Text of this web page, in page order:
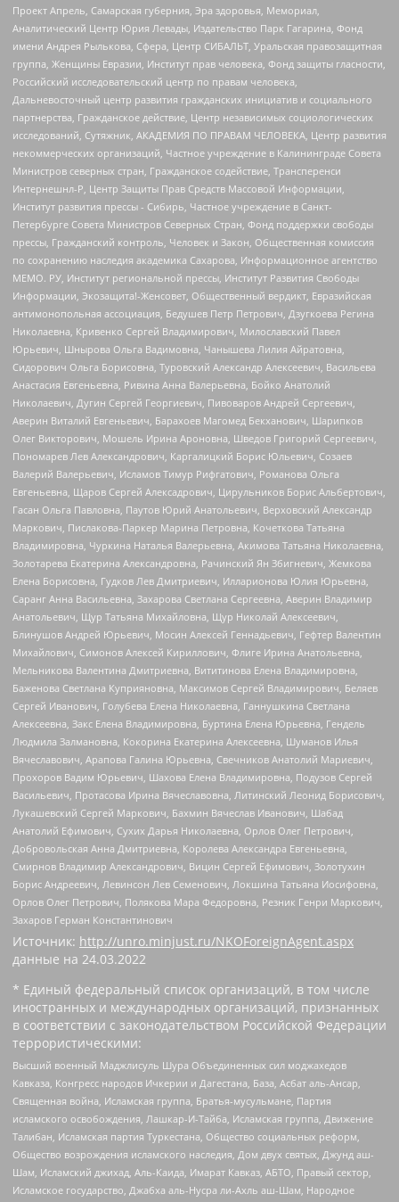
Проект Апрель, Самарская губерния, Эра здоровья, Мемориал,
Аналитический Центр Юрия Левады, Издательство Парк Гагарина, Фонд
имени Андрея Рылькова, Сфера, Центр СИБАЛЬТ, Уральская правозащитная
группа, Женщины Евразии, Институт прав человека, Фонд защиты гласности,
Российский исследовательский центр по правам человека,
Дальневосточный центр развития гражданских инициатив и социального
партнерства, Гражданское действие, Центр независимых социологических
исследований, Сутяжник, АКАДЕМИЯ ПО ПРАВАМ ЧЕЛОВЕКА, Центр развития
некоммерческих организаций, Частное учреждение в Калининграде Совета
Министров северных стран, Гражданское содействие, Трансперенси
Интернешнл-Р, Центр Защиты Прав Средств Массовой Информации,
Институт развития прессы - Сибирь, Частное учреждение в Санкт-
Петербурге Совета Министров Северных Стран, Фонд поддержки свободы
прессы, Гражданский контроль, Человек и Закон, Общественная комиссия
по сохранению наследия академика Сахарова, Информационное агентство
МЕМО. РУ, Институт региональной прессы, Институт Развития Свободы
Информации, Экозащита!-Женсовет, Общественный вердикт, Евразийская
антимонопольная ассоциация, Бедушев Петр Петрович, Дзугкоева Регина
Николаевна, Кривенко Сергей Владимирович, Милославский Павел
Юрьевич, Шнырова Ольга Вадимовна, Чанышева Лилия Айратовна,
Сидорович Ольга Борисовна, Туровский Александр Алексеевич, Васильева
Анастасия Евгеньевна, Ривина Анна Валерьевна, Бойко Анатолий
Николаевич, Дугин Сергей Георгиевич, Пивоваров Андрей Сергеевич,
Аверин Виталий Евгеньевич, Барахоев Магомед Бекханович, Шарипков
Олег Викторович, Мошель Ирина Ароновна, Шведов Григорий Сергеевич,
Пономарев Лев Александрович, Каргалицкий Борис Юльевич, Созаев
Валерий Валерьевич, Исламов Тимур Рифгатович, Романова Ольга
Евгеньевна, Щаров Сергей Алексадрович, Цирульников Борис Альбертович,
Гасан Ольга Павловна, Паутов Юрий Анатольевич, Верховский Александр
Маркович, Пислакова-Паркер Марина Петровна, Кочеткова Татьяна
Владимировна, Чуркина Наталья Валерьевна, Акимова Татьяна Николаевна,
Золотарева Екатерина Александровна, Рачинский Ян Збигневич, Жемкова
Елена Борисовна, Гудков Лев Дмитриевич, Илларионова Юлия Юрьевна,
Саранг Анна Васильевна, Захарова Светлана Сергеевна, Аверин Владимир
Анатольевич, Щур Татьяна Михайловна, Щур Николай Алексеевич,
Блинушов Андрей Юрьевич, Мосин Алексей Геннадьевич, Гефтер Валентин
Михайлович, Симонов Алексей Кириллович, Флиге Ирина Анатольевна,
Мельникова Валентина Дмитриевна, Вититинова Елена Владимировна,
Баженова Светлана Куприяновна, Максимов Сергей Владимирович, Беляев
Сергей Иванович, Голубева Елена Николаевна, Ганнушкина Светлана
Алексеевна, Закс Елена Владимировна, Буртина Елена Юрьевна, Гендель
Людмила Залмановна, Кокорина Екатерина Алексеевна, Шуманов Илья
Вячеславович, Арапова Галина Юрьевна, Свечников Анатолий Мариевич,
Прохоров Вадим Юрьевич, Шахова Елена Владимировна, Подузов Сергей
Васильевич, Протасова Ирина Вячеславовна, Литинский Леонид Борисович,
Лукашевский Сергей Маркович, Бахмин Вячеслав Иванович, Шабад
Анатолий Ефимович, Сухих Дарья Николаевна, Орлов Олег Петрович,
Добровольская Анна Дмитриевна, Королева Александра Евгеньевна,
Смирнов Владимир Александрович, Вицин Сергей Ефимович, Золотухин
Борис Андреевич, Левинсон Лев Семенович, Локшина Татьяна Иосифовна,
Орлов Олег Петрович, Полякова Мара Федоровна, Резник Генри Маркович,
Захаров Герман Константинович
Источник: http://unro.minjust.ru/NKOForeignAgent.aspx
данные на 24.03.2022
* Единый федеральный список организаций, в том числе
иностранных и международных организаций, признанных
в соответствии с законодательством Российской Федерации
террористическими:
Высший военный Маджлисуль Шура Объединенных сил моджахедов
Кавказа, Конгресс народов Ичкерии и Дагестана, База, Асбат аль-Ансар,
Священная война, Исламская группа, Братья-мусульмане, Партия
исламского освобождения, Лашкар-И-Тайба, Исламская группа, Движение
Талибан, Исламская партия Туркестана, Общество социальных реформ,
Общество возрождения исламского наследия, Дом двух святых, Джунд аш-
Шам, Исламский джихад, Аль-Каида, Имарат Кавказ, АБТО, Правый сектор,
Исламское государство, Джабха аль-Нусра ли-Ахль аш-Шам, Народное